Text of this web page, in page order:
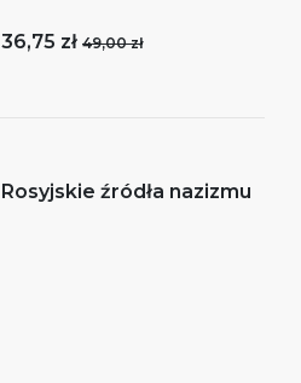
36,75 zł 49,00 zł
Rosyjskie źródła nazizmu